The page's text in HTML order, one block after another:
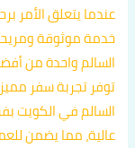
عندما يتعلق الأمر
خدمة موثوقة
السالم واحدة من
توفر تجربة سفر
السالم في الكويت
عالية، مما يضمن